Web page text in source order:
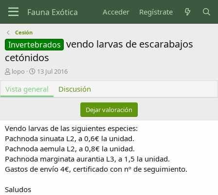
Acceder Regístrate
Cesión
Invertebrados vendo larvas de escarabajos
cetónidos
A
t
o
lopo
F
c
h
c
r
e
a
c
13 Jul 2016
Vista general Discusión
Dejar valoración
Vendo larvas de las siguientes especies:
Pachnoda sinuata L2, a 0,6€ la unidad.
Pachnoda aemula L2, a 0,8€ la unidad.
Pachnoda marginata aurantia L3, a 1,5 la unidad.
Gastos de envío 4€, certificado con nº de seguimiento.
Saludos